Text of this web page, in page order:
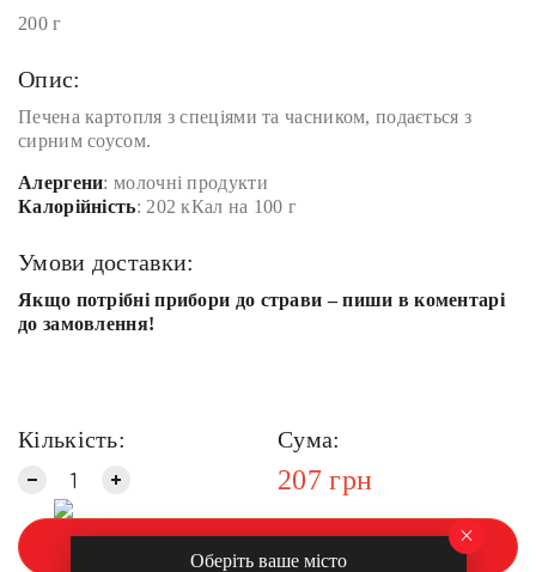
200 г
Опис:
Печена картопля з спеціями та часником, подається з
сирним соусом.
Алергени: молочні продукти
Калорійність: 202 кКал на 100 г
Умови доставки:
Якщо потрібні прибори до страви – пиши в коментарі
до замовлення!
Кількість: Сума:
207 грн
Замовити
Оберіть ваше місто